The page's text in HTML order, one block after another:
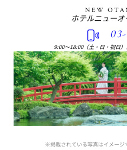
ホテルニュー
9:00〜18:00（土・日・祝日）
※掲載されている写真はイメージ